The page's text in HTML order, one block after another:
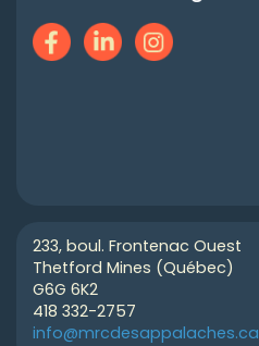
233, boul. Frontenac Ouest
Thetford Mines (Québec)
G6G 6K2
418 332-2757
info@mrcdesappalaches.ca